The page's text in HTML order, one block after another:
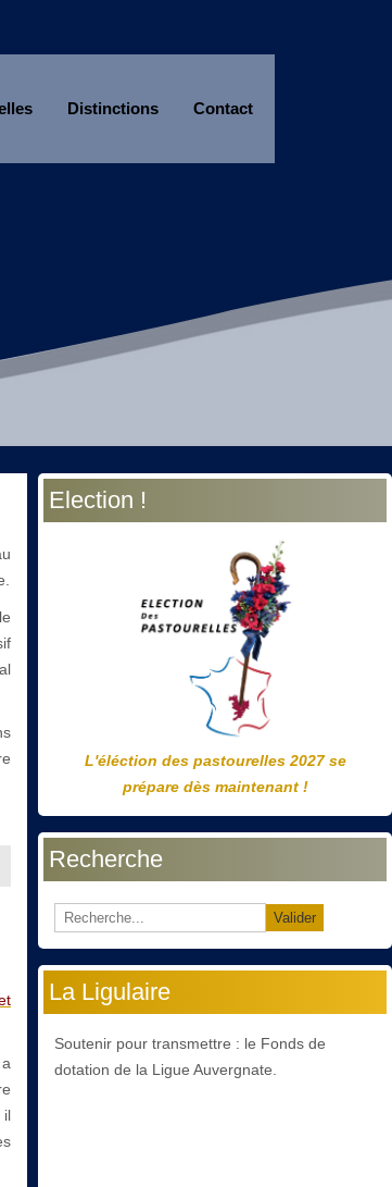
Distinctions Contact
il
Election !
L'éléction des pastourelles 2027 se
prépare dès maintenant !
Recherche
Valider
La Ligulaire
Soutenir pour transmettre : le Fonds de
dotation de la Ligue Auvergnate.
Année
précédente
Mois
précédent
Année
suivante
Mois
suivant